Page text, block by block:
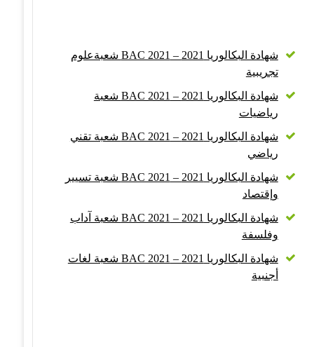
شهادة البكالوريا 2021 – BAC 2021 شعبةعلوم
تجريبية
شهادة البكالوريا 2021 – BAC 2021 شعبة
رياضيات
شهادة البكالوريا 2021 – BAC 2021 شعبة تقني
رياضي
شهادة البكالوريا 2021 – BAC 2021 شعبة تسيير
وإقتصاد
شهادة البكالوريا 2021 – BAC 2021 شعبة آداب
وفلسفة
شهادة البكالوريا 2021 – BAC 2021 شعبة لغات
أجنبية